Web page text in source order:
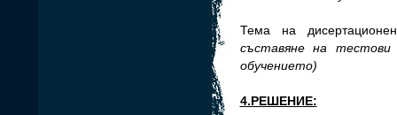
Тема на
съставяне на
обучението)
4.РЕШЕНИЕ: